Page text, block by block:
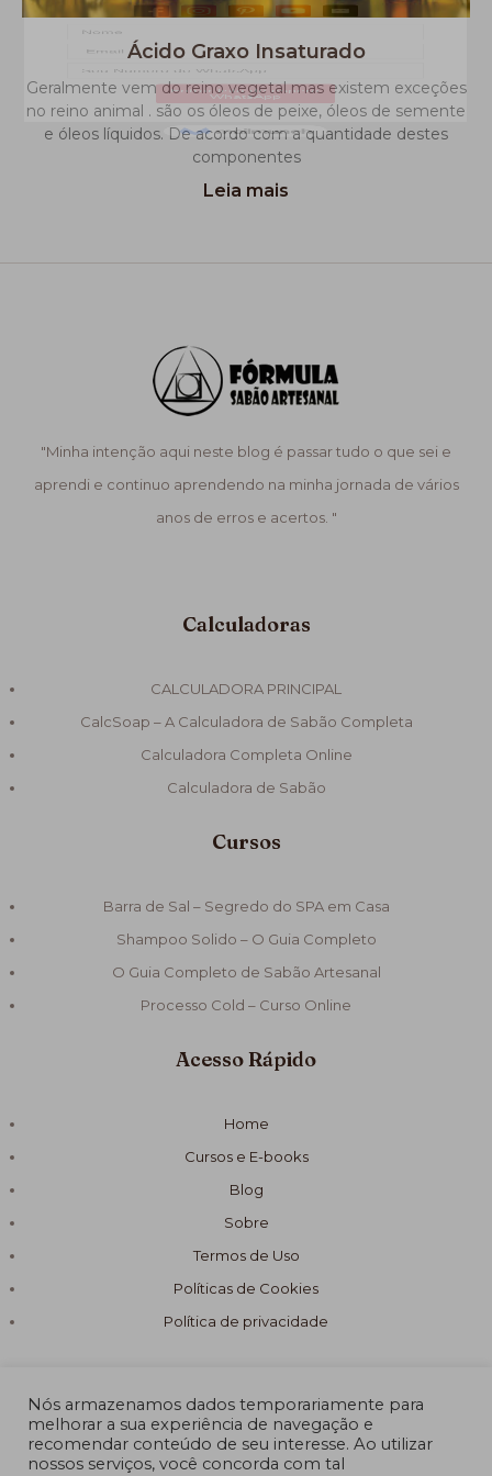
Ácido Graxo Insaturado
Geralmente vem do reino vegetal mas existem exceções
no reino animal . são os óleos de peixe, óleos de semente
e óleos líquidos. De acordo com a quantidade destes
componentes
Leia mais
"Minha intenção aqui neste blog é passar tudo o que sei e
aprendi e continuo aprendendo na minha jornada de vários
anos de erros e acertos. "
Calculadoras
CALCULADORA PRINCIPAL
CalcSoap – A Calculadora de Sabão Completa
Calculadora Completa Online
Calculadora de Sabão
Cursos
Barra de Sal – Segredo do SPA em Casa
Shampoo Solido – O Guia Completo
O Guia Completo de Sabão Artesanal
Processo Cold – Curso Online
Acesso Rápido
Home
Cursos e E-books
Blog
Sobre
Termos de Uso
Políticas de Cookies
Política de privacidade
© 2026 Fórmula Sabão Artesanal
Nós armazenamos dados temporariamente para
melhorar a sua experiência de navegação e
recomendar conteúdo de seu interesse. Ao utilizar
nossos serviços, você concorda com tal